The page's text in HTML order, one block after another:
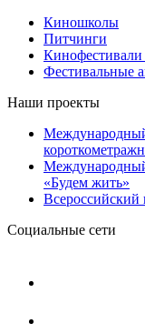
Киношколы
Питчинги
Фестивальные
Наши проекты
«Будем жить»
Всероссийский
Социальные сети